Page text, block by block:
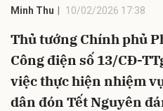
Minh Thu 10/02/2026 17:38
Thủ tướng Chính phủ
Công điện số 13/CĐ-
việc thực hiện nhiệm
dân đón Tết Nguyên